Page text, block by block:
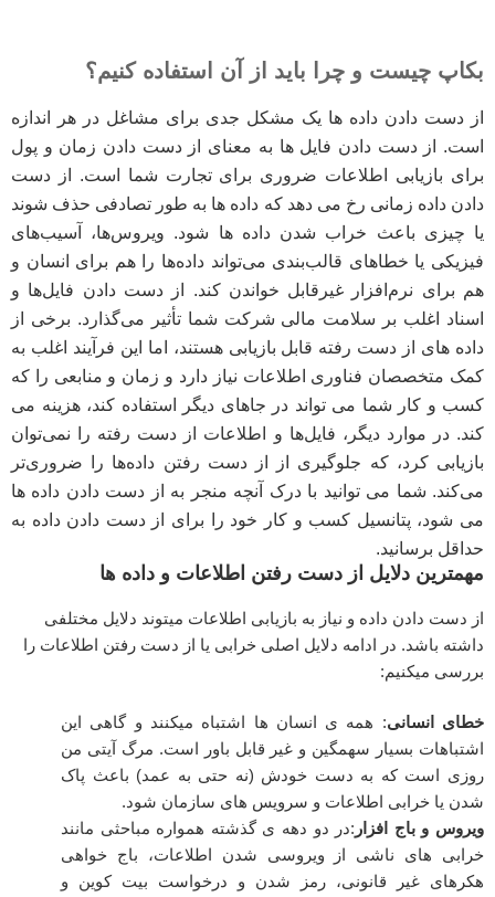
بکاپ چیست و چرا باید از آن استفاده کنیم؟
از دست دادن داده ها یک مشکل جدی برای مشاغل در هر اندازه
است. از دست دادن فایل ها به معنای از دست دادن زمان و پول
برای بازیابی اطلاعات ضروری برای تجارت شما است.
از دست
دادن داده زمانی رخ می دهد که داده ها به طور تصادفی حذف شوند
یا چیزی باعث خراب شدن داده ها شود. ویروس‌ها، آسیب‌های
فیزیکی یا خطاهای قالب‌بندی می‌تواند داده‌ها را هم برای انسان و
هم برای نرم‌افزار غیرقابل خواندن کند.
از دست دادن فایل‌ها و
اسناد اغلب بر سلامت مالی شرکت شما تأثیر می‌گذارد. برخی از
داده های از دست رفته قابل بازیابی هستند، اما این فرآیند اغلب به
کمک متخصصان فناوری اطلاعات نیاز دارد و زمان و منابعی را که
کسب و کار شما می تواند در جاهای دیگر استفاده کند، هزینه می
کند. در موارد دیگر، فایل‌ها و اطلاعات از دست رفته را نمی‌توان
بازیابی کرد، که جلوگیری از از دست رفتن داده‌ها را ضروری‌تر
می‌کند. شما می توانید با درک آنچه منجر به از دست دادن داده ها
می شود، پتانسیل کسب و کار خود را برای از دست دادن داده به
حداقل برسانید.
مهمترین دلایل از دست رفتن اطلاعات و داده ها
از دست دادن داده و نیاز به بازیابی اطلاعات میتوند دلایل مختلفی
داشته باشد. در ادامه دلایل اصلی خرابی یا از دست رفتن اطلاعات را
بررسی میکنیم:
خطای انسانی: همه ی انسان ها اشتباه میکنند و گاهی این
اشتباهات بسیار سهمگین و غیر قابل باور است. مرگ آیتی من
روزی است که به دست خودش (نه حتی به عمد) باعث پاک
شدن یا خرابی اطلاعات و سرویس های سازمان شود.
ویروس و باج افزار :در دو دهه ی گذشته همواره مباحثی مانند
خرابی های ناشی از ویروسی شدن اطلاعات، باج خواهی
هکرهای غیر قانونی، رمز شدن و درخواست بیت کوین و